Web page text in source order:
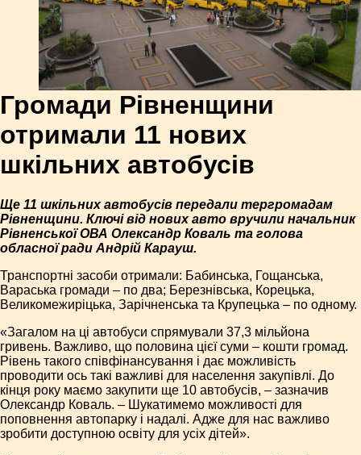
Громади Рівненщини
отримали 11 нових
шкільних автобусів
Ще 11 шкільних автобусів передали тергромадам
Рівненщини. Ключі від нових авто вручили начальник
Рівненської ОВА Олександр Коваль та голова
обласної ради Андрій Карауш.
Транспортні засоби отримали: Бабинська, Гощанська,
Вараська громади – по два; Березнівська, Корецька,
Великомежиріцька, Зарічненська та Крупецька – по одному.
«Загалом на ці автобуси спрямували 37,3 мільйона
гривень. Важливо, що половина цієї суми – кошти громад.
Рівень такого співфінансування і дає можливість
проводити ось такі важливі для населення закупівлі. До
кінця року маємо закупити ще 10 автобусів, – зазначив
Олександр Коваль. – Шукатимемо можливості для
поповнення автопарку і надалі. Адже для нас важливо
зробити доступною освіту для усіх дітей».